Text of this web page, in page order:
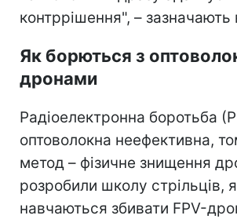
контррішення", – зазначають
Як борються з
дронами
Радіоелектронна боротьба
оптоволокна неефективна,
метод – фізичне знищення
розробили школу стрільців,
навчаються збивати FPV-